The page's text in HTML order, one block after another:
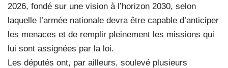
2026, fondé sur une vision à l’horizon 2030, selon
laquelle l’armée nationale devra être capable d’anticiper
les menaces et de remplir pleinement les missions qui
lui sont assignées par la loi.
Les députés ont, par ailleurs, soulevé plusieurs